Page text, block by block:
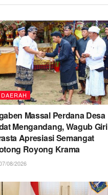
DAERAH
Massal Perdana Desa
Mengandang, Wagub Giri
Apresiasi Semangat
Royong Krama
08/2026